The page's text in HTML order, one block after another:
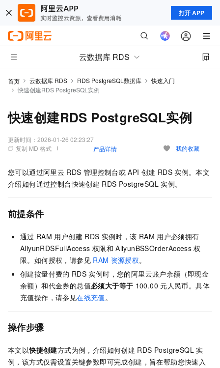
打开 APP
云数据库 RDS
首页 云数据库 RDS RDS PostgreSQL数据库
快速入门
快速创建RDS PostgreSQL实例
快速创建RDS PostgreSQL实例
更新时间： 2026-01-26 02:23:27
复制 MD 格式
产品详情 我的收藏
您可以通过阿里云 RDS 管理控制台或 API 创建 RDS 实例。本文
介绍如何通过控制台快速创建 RDS PostgreSQL 实例。
前提条件
通过 RAM 用户创建 RDS 实例时，该 RAM 用户必须拥有
AliyunRDSFullAccess 权限和 AliyunBSSOrderAccess 权
限。如何授权，请参见 RAM 资源授权。
创建按量付费的 RDS 实例时，您的阿里云账户余额（即现金
余额）和代金券的总值必须大于等于 100.00 元人民币。具体
充值操作，请参见在线充值。
操作步骤
本文以快捷创建方式为例，介绍如何创建 RDS PostgreSQL 实
例，该方式仅需设置关键参数即可完成创建，旨在帮助您快速入